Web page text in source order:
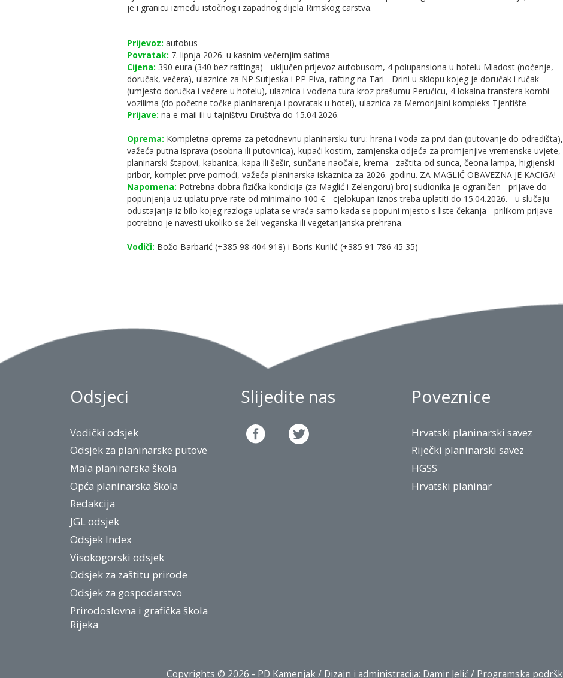
je i granicu između istočnog i zapadnog dijela Rimskog carstva.
Prijevoz: autobus
Povratak: 7. lipnja 2026. u kasnim večernjim satima
Cijena: 390 eura (340 bez raftinga) - uključen prijevoz autobusom, 4 polupansiona u hotelu Mladost (noćenje,
doručak, večera), ulaznice za NP Sutjeska i PP Piva, rafting na Tari - Drini u sklopu kojeg je doručak i ručak
(umjesto doručka i večere u hotelu), ulaznica i vođena tura kroz prašumu Perućicu, 4 lokalna transfera kombi
vozilima (do početne točke planinarenja i povratak u hotel), ulaznica za Memorijalni kompleks Tjentište
Prijave: na e-mail ili u tajništvu Društva do 15.04.2026.
Oprema: Kompletna oprema za petodnevnu planinarsku turu: hrana i voda za prvi dan (putovanje do odredišta),
važeća putna isprava (osobna ili putovnica), kupaći kostim, zamjenska odjeća za promjenjive vremenske uvjete,
planinarski štapovi, kabanica, kapa ili šešir, sunčane naočale, krema - zaštita od sunca, čeona lampa, higijenski
pribor, komplet prve pomoći, važeća planinarska iskaznica za 2026. godinu. ZA MAGLIĆ OBAVEZNA JE KACIGA!
Napomena: Potrebna dobra fizička kondicija (za Maglić i Zelengoru) broj sudionika je ograničen - prijave do
popunjenja uz uplatu prve rate od minimalno 100 € - cjelokupan iznos treba uplatiti do 15.04.2026. - u slučaju
odustajanja iz bilo kojeg razloga uplata se vraća samo kada se popuni mjesto s liste čekanja - prilikom prijave
potrebno je navesti ukoliko se želi veganska ili vegetarijanska prehrana.
Vodiči: Božo Barbarić (+385 98 404 918) i Boris Kurilić (+385 91 786 45 35)
Odsjeci
Vodički odsjek
Odsjek za planinarske putove
Mala planinarska škola
Opća planinarska škola
Redakcija
JGL odsjek
Odsjek Index
Visokogorski odsjek
Odsjek za zaštitu prirode
Odsjek za gospodarstvo
Prirodoslovna i grafička škola
Rijeka
Slijedite nas Poveznice
Hrvatski planinarski savez
Riječki planinarski savez
HGSS
Hrvatski planinar
Copyrights © 2026 - PD Kamenjak / Dizajn i administracija: Damir Jelić / Programska